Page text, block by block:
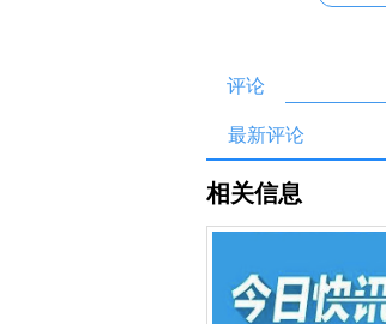
评论
最新评论
相关信息